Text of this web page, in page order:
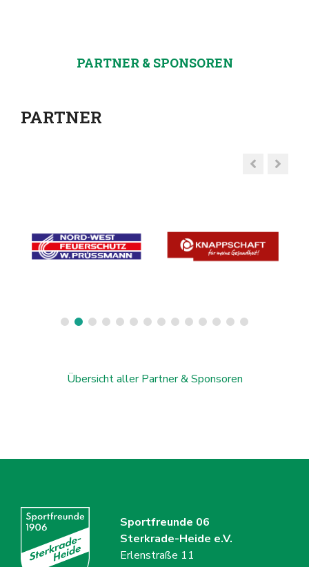
PARTNER & SPONSOREN
PARTNER
Übersicht aller Partner & Sponsoren
Sportfreunde 06
Sterkrade-Heide e.V.
Erlenstraße 11